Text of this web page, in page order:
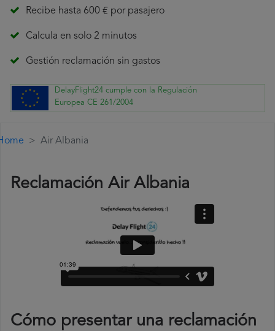
Recibe hasta 600 € por pasajero
Calcula en solo 2 minutos
Gestión reclamación sin gastos
DelayFlight24 cumple con la Regulación
Europea CE 261/2004
Air Albania
Reclamación Air Albania
Cómo presentar una reclamación